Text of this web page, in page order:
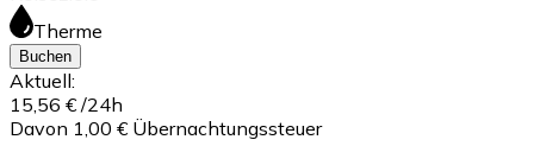
Therme
Buchen
Aktuell:
15,56 € /24h
Davon 1,00 € Übernachtungssteuer